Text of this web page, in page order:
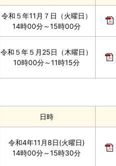
令和５年11月７日（火曜日）
14時00分～15時00分
令和５年５月25日（木曜日）
10時00分～11時15分
日時
令和4年11月8日(火曜日)
14時00分～15時30分